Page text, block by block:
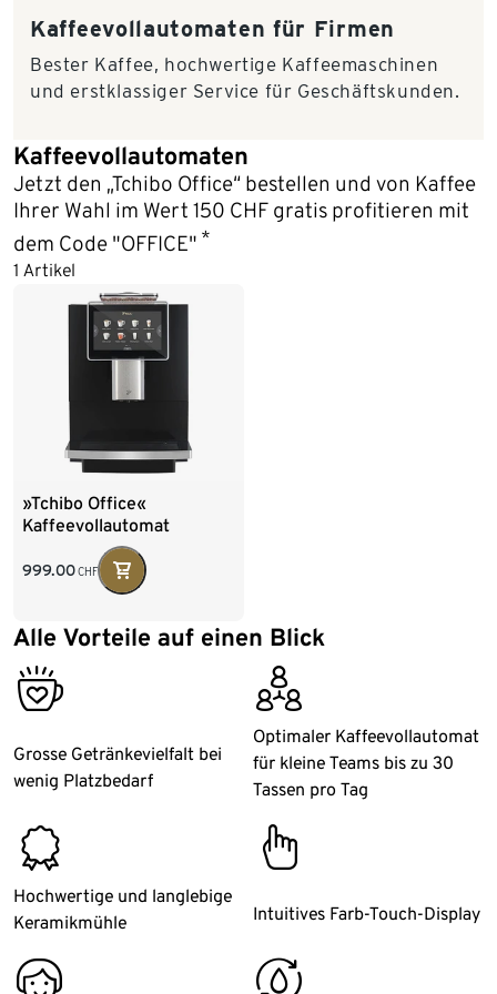
Kaffee­vollautomaten für Firmen
Bester Kaffee, hochwertige Kaffeemaschinen
und erstklassiger Service für Geschäftskunden.
Kaffeevollautomaten
Jetzt den „Tchibo Office“ bestellen und von Kaffee
Ihrer Wahl im Wert 150 CHF gratis profitieren mit
dem Code "OFFICE" *
1 Artikel
»Tchibo Office«
Kaffeevollautomat
999.00CHF
Alle Vorteile auf einen Blick
bestseller
Grosse Getränkevielfalt bei
wenig Platzbedarf
customers
Optimaler Kaffeevollautomat
für kleine Teams bis zu 30
Tassen pro Tag
badge
Hochwertige und langlebige
Keramikmühle
klick
Intuitives Farb-Touch-Display
all_around_happy rinsing